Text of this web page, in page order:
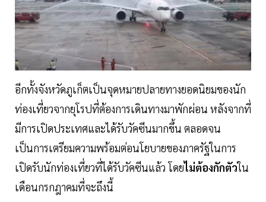
อีกทั้งจังหวัดภูเก็ตเป็นจุดหมายปลายทางยอดนิยมของนัก
ท่องเที่ยวจากยุโรปที่ต้องการเดินทางมาพักผ่อน หลังจากที่
มีการเปิดประเทศและได้รับวัคซีนมากขึ้น ตลอดจน
เป็นการเตรียมความพร้อมต่อนโยบายของภาครัฐในการ
เปิดรับนักท่องเที่ยวที่ได้รับวัคซีนแล้ว โดยไม่ต้องกักตัวใน
เดือนกรกฎาคมที่จะถึงนี้